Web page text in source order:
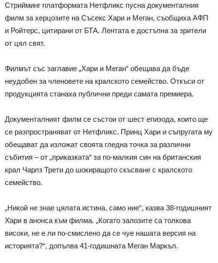
Стрийминг платформата Нетфликс пусна документалния
филм за херцозите на Съсекс Хари и Меган, съобщиха АФП
и Ройтерс, цитирани от БТА. Лентата е достъпна за зрители
от цял свят.
Филмът със заглавие „Хари и Меган“ обещава да бъде
неудобен за членовете на кралското семейство. Откъси от
продукцията станаха публични преди самата премиера.
Документалният филм се състои от шест епизода, които ще
се разпространяват от Нетфликс. Принц Хари и съпругата му
обещават да изложат своята гледна точка за различни
събития – от „приказката“ за по-малкия син на британския
крал Чарлз Трети до шокиращото скъсване с кралското
семейство.
„Никой не знае цялата истина, само ние“, казва 38-годишният
Хари в анонса към филма. „Когато залозите са толкова
високи, не е ли по-смислено да се чуе нашата версия на
историята?“, допълва 41-годишната Меган Маркъл.